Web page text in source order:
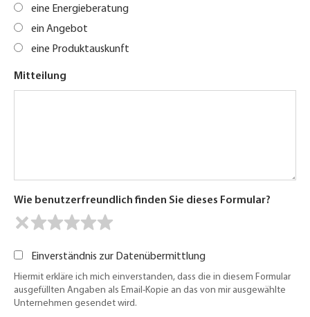
eine Energieberatung
ein Angebot
eine Produktauskunft
Mitteilung
Wie benutzerfreundlich finden Sie dieses Formular?
Einverständnis zur Datenübermittlung
Hiermit erkläre ich mich einverstanden, dass die in diesem Formular
ausgefüllten Angaben als Email-Kopie an das von mir ausgewählte
Unternehmen gesendet wird.